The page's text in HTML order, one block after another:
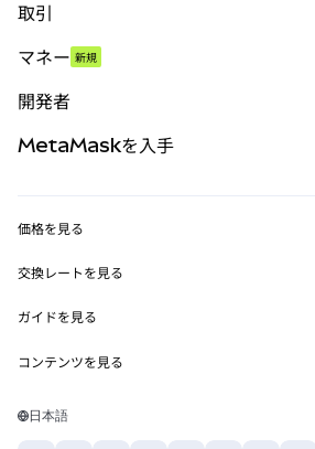
取引
パーペチュアル
RWA
マネー 新規
開発者
MetaMask Connect
Snaps
Web3サービス
MetaMaskを入手
セキュリティ
サポート
キャリア
価格を見る
イーサリアムの価格
Solanaの価格
Tetherの価格
交換レートを見る
ETH→USD
USDT→INR
BTC→INR
ガイドを見る
ETHの購入
コンテンツを見る
Solanaウォレット
日本語